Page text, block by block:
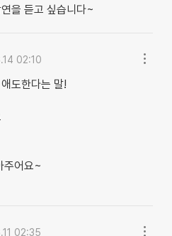
을 듣고 싶습니다~
02:10
도한다는 말!
주어요~
02:35